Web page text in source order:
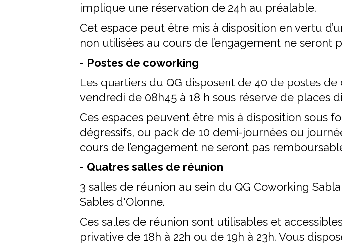
implique une réservation de 24h au préalable.
Cet espace peut être mis à disposition en vertu
non utilisées au cours de l’engagement ne seront
- Postes de coworking
Les quartiers du QG disposent de 40 de postes
vendredi de 08h45 à 18 h sous réserve de places
Ces espaces peuvent être mis à disposition sous
dégressifs, ou pack de 10 demi-journées ou
cours de l’engagement ne seront pas
- Quatres salles de réunion
3 salles de réunion au sein du QG Coworking
Sables d'Olonne.
Ces salles de réunion sont utilisables et
privative de 18h à 22h ou de 19h à 23h. Vous